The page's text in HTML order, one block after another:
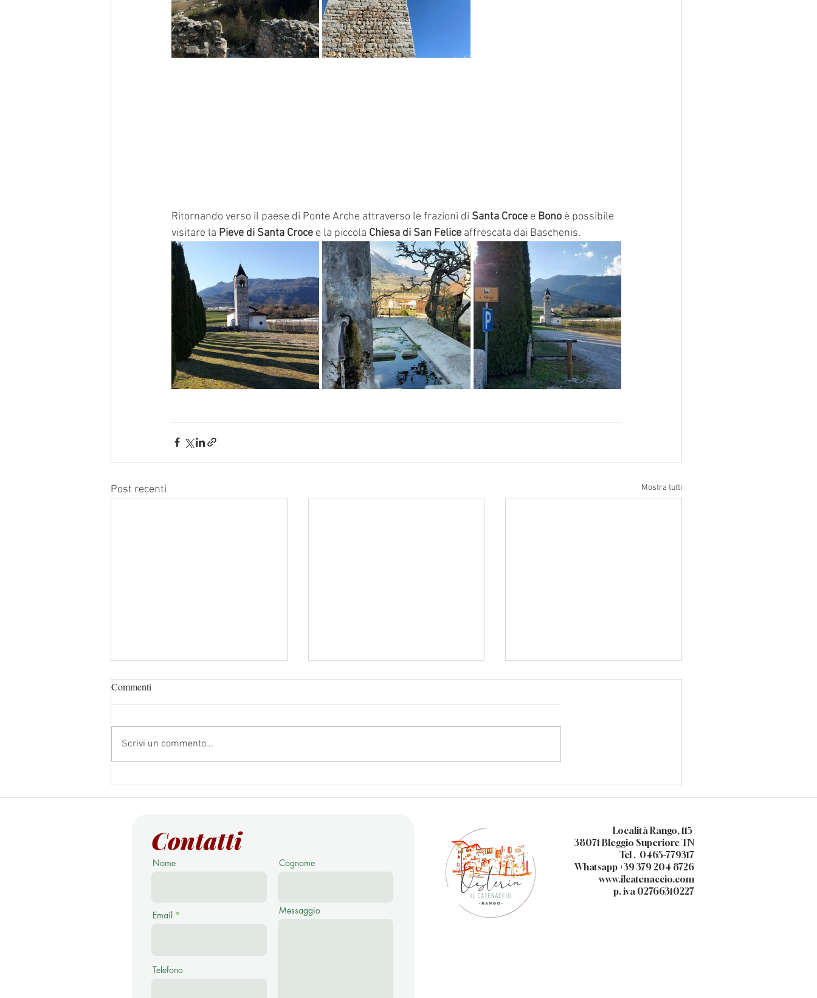
Ritornando verso il paese di Ponte Arche attraverso le frazioni di Santa Croce e Bono è possibile
visitare la Pieve di Santa Croce e la piccola Chiesa di San Felice affrescata dai Baschenis.
Post recenti Mostra tutti
pochi km dal Borgo di Rango
passando da Malga Vigo e
archeologia e natura alla
Commenti
Scrivi un commento...
Contatti
Nome
Email
Telefono
Cognome
Messaggio
Località Rango, 115
38071 Bleggio Superiore TN​
Tel . 0465-779317
Whatsapp +39 379 204 8726
www.ilcatenaccio.com
p. iva 02766310227